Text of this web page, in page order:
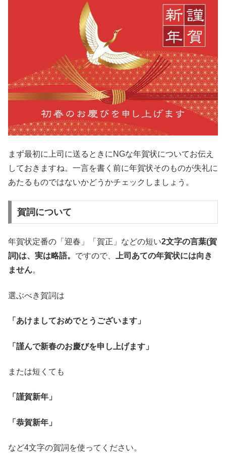
まず最初に上司に送るときにNGな年賀状についてお伝え
しておきますね。一言を書く前に年賀状そのものが失礼に
あたるものではないかどうかチェックしましょう。
賀詞について
年賀状定番の「迎春」「賀正」などの短い2文字の言葉(賀
詞)は、実は略語。 ですので、
上司あての年賀状には向き
ません。
選ぶべき賀詞は
「あけましておめでとうございます」
「謹んで新春のお慶びを申し上げます」
または短くても
「謹賀新年」
「恭賀新年」
など4文字の賀詞を使ってください。